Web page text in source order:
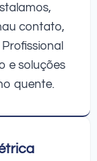
contato,
e soluções
quente.